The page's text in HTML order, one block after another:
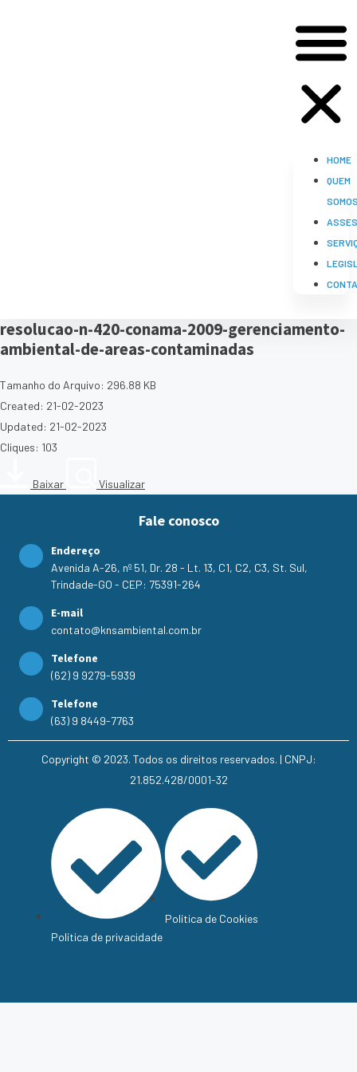
HOME
QUEM
resolucao-n-420-conama-2009-gerenciamento-
ambiental-de-areas-contaminadas
Tamanho do Arquivo: 296.88 KB
Created: 21-02-2023
Updated: 21-02-2023
Cliques: 103
Baixar Visualizar
Fale conosco
Endereço
Avenida A-26, nº 51, Dr. 28 - Lt. 13, C1, C2, C3, St. Sul,
Trindade-GO - CEP: 75391-264
E-mail
contato@knsambiental.com.br
Telefone
(62) 9 9279-5939
Telefone
(63) 9 8449-7763
Copyright © 2023. Todos os direitos reservados. | CNPJ:
21.852.428/0001-32
Política de privacidade
Política de Cookies